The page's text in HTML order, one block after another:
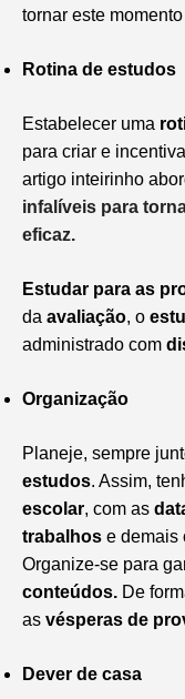
tornar este
Rotina de estudos
Estabelecer uma
para criar e
artigo inteirinho
infalíveis para
eficaz.
Estudar para as
da avaliação, o
administrado com
Organização
Planeje, sempre
estudos. Assim,
escolar, com as
trabalhos e demais
Organize-se para
conteúdos. De
as vésperas de
Dever de casa